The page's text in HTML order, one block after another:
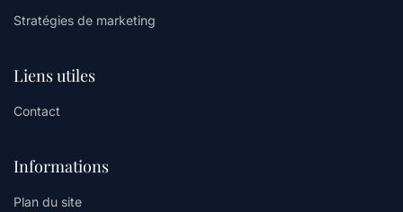
Stratégies de marketing
Liens utiles
Contact
Informations
Plan du site